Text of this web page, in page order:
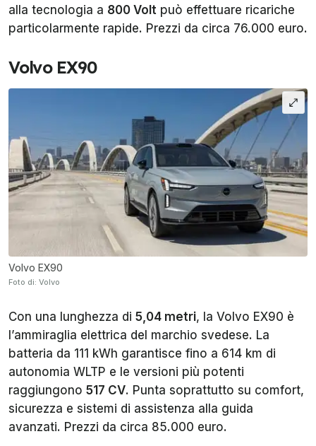
alla tecnologia a 800 Volt può effettuare ricariche
particolarmente rapide. Prezzi da circa 76.000 euro.
Volvo EX90
Volvo EX90
Foto di: Volvo
Con una lunghezza di 5,04 metri, la Volvo EX90 è
l’ammiraglia elettrica del marchio svedese. La
batteria da 111 kWh garantisce fino a 614 km di
autonomia WLTP e le versioni più potenti
raggiungono 517 CV. Punta soprattutto su comfort,
sicurezza e sistemi di assistenza alla guida
avanzati. Prezzi da circa 85.000 euro.